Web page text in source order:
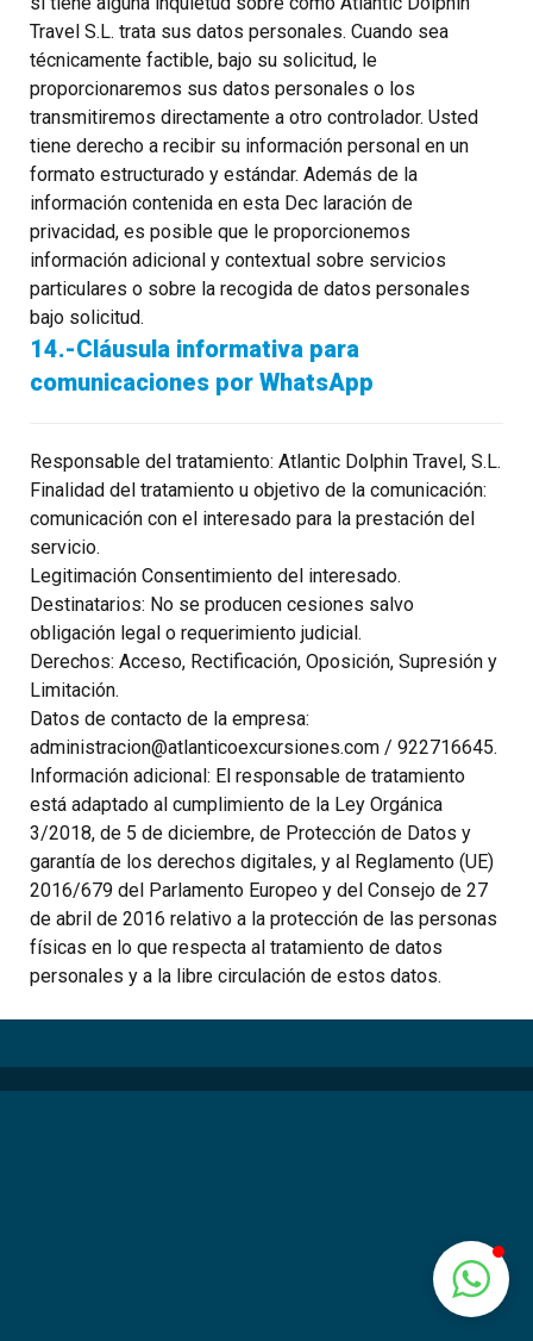
Travel S.L. trata sus datos personales. Cuando sea
técnicamente factible, bajo su solicitud, le
proporcionaremos sus datos personales o los
transmitiremos directamente a otro controlador. Usted
tiene derecho a recibir su información personal en un
formato estructurado y estándar. Además de la
información contenida en esta Dec laración de
privacidad, es posible que le proporcionemos
información adicional y contextual sobre servicios
particulares o sobre la recogida de datos personales
bajo solicitud.
14.-Cláusula informativa para
comunicaciones por WhatsApp
Responsable del tratamiento: Atlantic Dolphin Travel, S.L.
Finalidad del tratamiento u objetivo de la comunicación:
comunicación con el interesado para la prestación del
servicio.
Legitimación Consentimiento del interesado.
Destinatarios: No se producen cesiones salvo
obligación legal o requerimiento judicial.
Derechos: Acceso, Rectificación, Oposición, Supresión y
Limitación.
Datos de contacto de la empresa:
administracion@atlanticoexcursiones.com / 922716645.
Información adicional: El responsable de tratamiento
está adaptado al cumplimiento de la Ley Orgánica
3/2018, de 5 de diciembre, de Protección de Datos y
garantía de los derechos digitales, y al Reglamento (UE)
2016/679 del Parlamento Europeo y del Consejo de 27
de abril de 2016 relativo a la protección de las personas
físicas en lo que respecta al tratamiento de datos
personales y a la libre circulación de estos datos.